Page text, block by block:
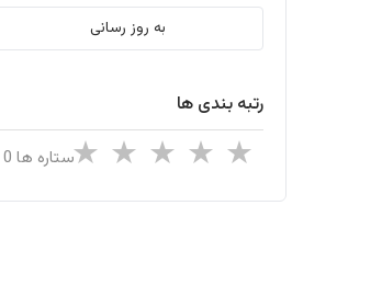
به روز رسانی
رتبه بندی ها
ستاره ها